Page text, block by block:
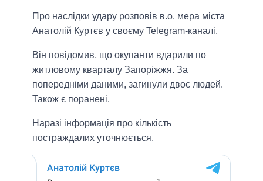
Про наслідки удару розповів в.о. мера міста
Анатолій Куртєв у своєму Telegram-каналі.
Він повідомив, що окупанти вдарили по
житловому кварталу Запоріжжя. За
попередніми даними, загинули двоє людей.
Також є поранені.
Наразі інформація про кількість
постраждалих уточнюється.